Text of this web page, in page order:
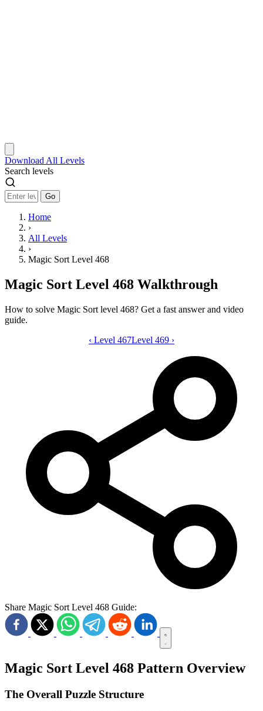
Download All Levels
Search levels
Go
Home
›
All Levels
›
Magic Sort Level 468
Magic Sort Level 468 Walkthrough
How to solve Magic Sort level 468? Get a fast answer and video
guide.
Magic Sort level 468 video guide
‹ Level 467Level 469 ›
Share Magic Sort Level 468 Guide:
Magic Sort Level 468 Pattern Overview
The Overall Puzzle Structure